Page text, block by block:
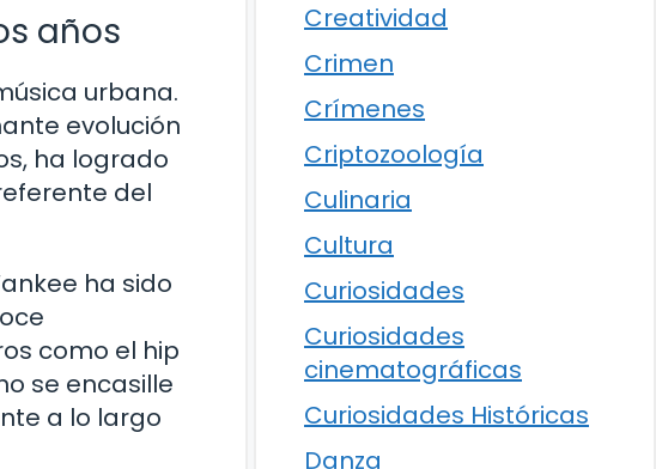
años
urbana.
evolución
ha logrado
del
ha sido
como el hip
se encasille
a lo largo
Creatividad
Crimen
Crímenes
Criptozoología
Culinaria
Cultura
Curiosidades
Curiosidades
cinematográficas
Curiosidades Históricas
Danza